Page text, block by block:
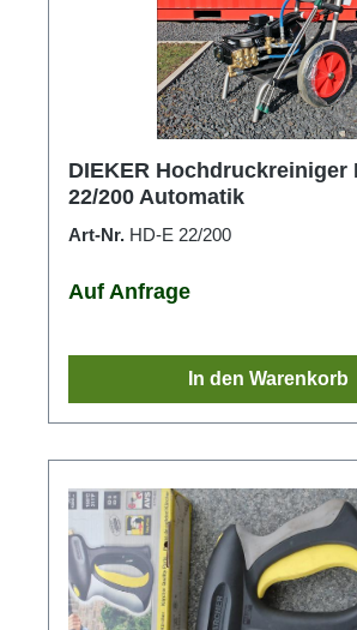
DIEKER Hochdruckreiniger
22/200 Automatik
Art-Nr. HD-E 22/200
Auf Anfrage
In den Warenkorb